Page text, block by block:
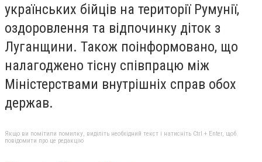
українських бійців на території Румунії,
оздоровлення та відпочинку діток з
Луганщини. Також поінформовано, що
налагоджено тісну співпрацю між
Міністерствами внутрішніх справ обох
держав.
Якщо ви помітили помилку, виділіть необхідний текст і натисніть Ctrl + Enter, щоб
повідомити про це редакцію